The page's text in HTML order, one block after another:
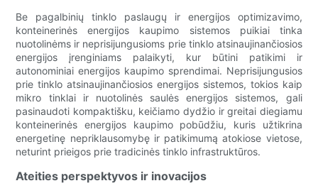
Be pagalbinių tinklo paslaugų ir energijos optimizavimo,
konteinerinės energijos kaupimo sistemos puikiai tinka
nuotolinėms ir neprisijungusioms prie tinklo atsinaujinančiosios
energijos įrenginiams palaikyti, kur būtini patikimi ir
autonominiai energijos kaupimo sprendimai. Neprisijungusios
prie tinklo atsinaujinančiosios energijos sistemos, tokios kaip
mikro tinklai ir nuotolinės saulės energijos sistemos, gali
pasinaudoti kompaktišku, keičiamo dydžio ir greitai diegiamu
konteinerinės energijos kaupimo pobūdžiu, kuris užtikrina
energetinę nepriklausomybę ir patikimumą atokiose vietose,
neturint prieigos prie tradicinės tinklo infrastruktūros.
Ateities perspektyvos ir inovacijos